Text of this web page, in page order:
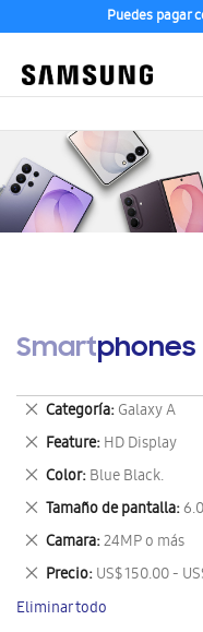
Puedes pagar
Smartphones
Categoría Galaxy A
Eliminar
este
artículo
Feature HD Display
Eliminar
este
artículo
Color Blue Black.
Eliminar
este
artículo
Tamaño de pantalla
Eliminar
este
artículo
Camara 24MP o más
Eliminar
este
artículo
Precio US$ 150.00 -
Eliminar
este
artículo
Eliminar todo